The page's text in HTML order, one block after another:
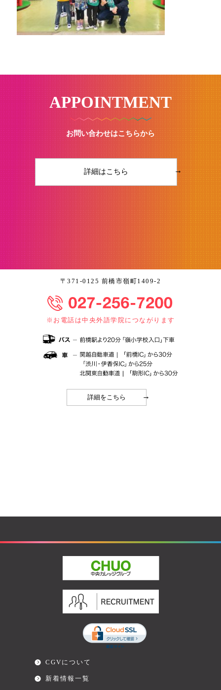
APPOINTMENT
お問い合わせはこちらから
詳細はこちら →
〒371-0125 前橋市嶺町1409-2
※お電話は中央外語学院につながります
詳細をこちら →
CGVについて
新着情報一覧